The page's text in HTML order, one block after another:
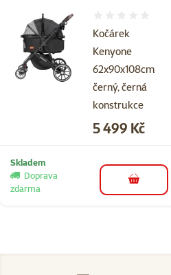
Kočárek
Kenyone
62x90x108cm
černý, černá
konstrukce
Cena
5 499 Kč
Skladem
Doprava
zdarma
do košíku